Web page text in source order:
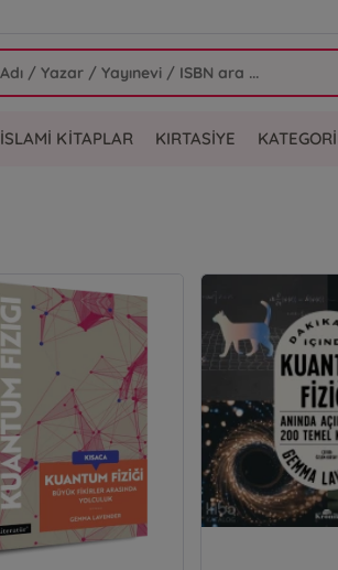
İSLAMİ KİTAPLAR KIRTASİYE